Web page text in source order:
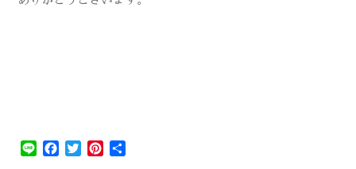
Line Facebook
TwitterPinterest